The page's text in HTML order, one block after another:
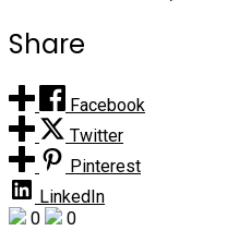
Share
Facebook
Twitter
Pinterest
LinkedIn
0
0